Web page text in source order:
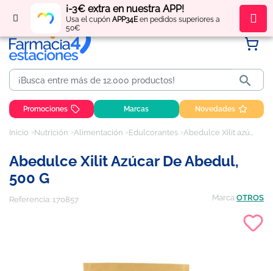
¡-3€ extra en nuestra APP!
Usa el cupón APP34Een pedidos superiores a
50€
Regístratey obténpuntos por tus compras

Promociones Marcas Novedades
Inicio Nutrición Alimentación Edulcorantes Abedulce Xilit azúcar de abedul, 500 g
Abedulce Xilit Azúcar De Abedul,
500 G
Referencia: 170857 Marca OTROS